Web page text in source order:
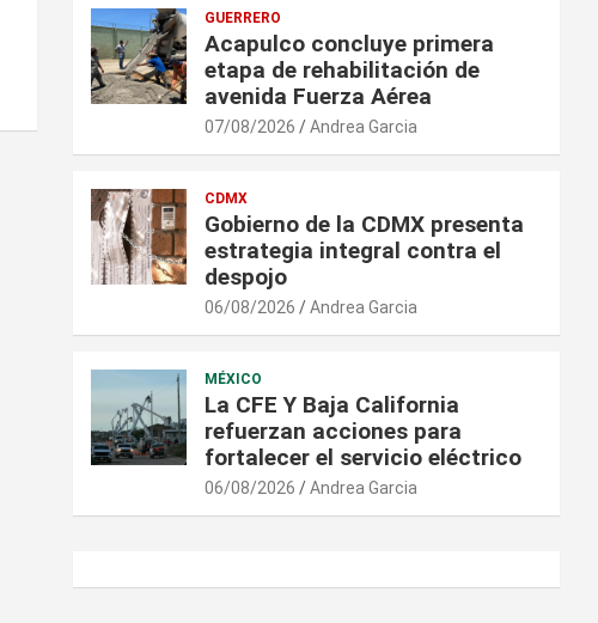
GUERRERO
Acapulco concluye primera
etapa de rehabilitación de
avenida Fuerza Aérea
07/08/2026 Andrea Garcia
CDMX
Gobierno de la CDMX presenta
estrategia integral contra el
despojo
06/08/2026 Andrea Garcia
MÉXICO
La CFE Y Baja California
refuerzan acciones para
fortalecer el servicio eléctrico
06/08/2026 Andrea Garcia